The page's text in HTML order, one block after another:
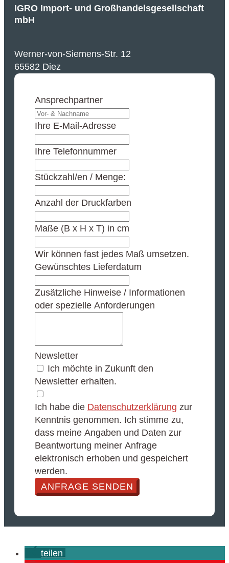
IGRO Import- und Großhandelsgesellschaft
mbH
Werner-von-Siemens-Str. 12
65582 Diez
Ansprechpartner
Ihre E-Mail-Adresse
Ihre Telefonnummer
Stückzahl/en / Menge:
Anzahl der Druckfarben
Maße (B x H x T) in cm
Wir können fast jedes Maß umsetzen.
Gewünschtes Lieferdatum
Zusätzliche Hinweise / Informationen
oder spezielle Anforderungen
Newsletter
Ich möchte in Zukunft den
Newsletter erhalten.
Ich habe die Datenschutzerklärung zur
Kenntnis genommen. Ich stimme zu,
dass meine Angaben und Daten zur
Beantwortung meiner Anfrage
elektronisch erhoben und gespeichert
werden.
ANFRAGE SENDEN
teilen